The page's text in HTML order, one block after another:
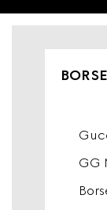
BORSE
GG